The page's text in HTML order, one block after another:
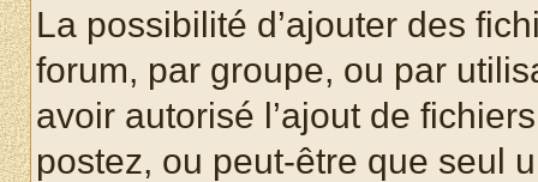
La possibilité d’ajouter des
forum, par groupe, ou par
avoir autorisé l’ajout de
postez, ou peut-être que seul